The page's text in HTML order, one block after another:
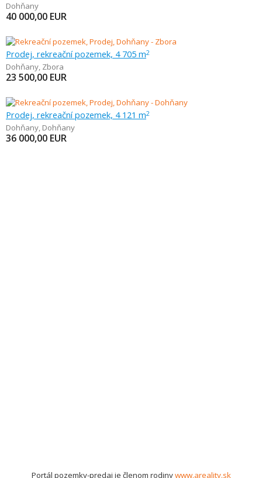
Dohňany
40 000,00 EUR
Prodej, rekreační pozemek, 4 705 m2
Dohňany, Zbora
23 500,00 EUR
Prodej, rekreační pozemek, 4 121 m2
Dohňany, Dohňany
36 000,00 EUR
Portál pozemky-predaj je členom rodinywww.areality.sk